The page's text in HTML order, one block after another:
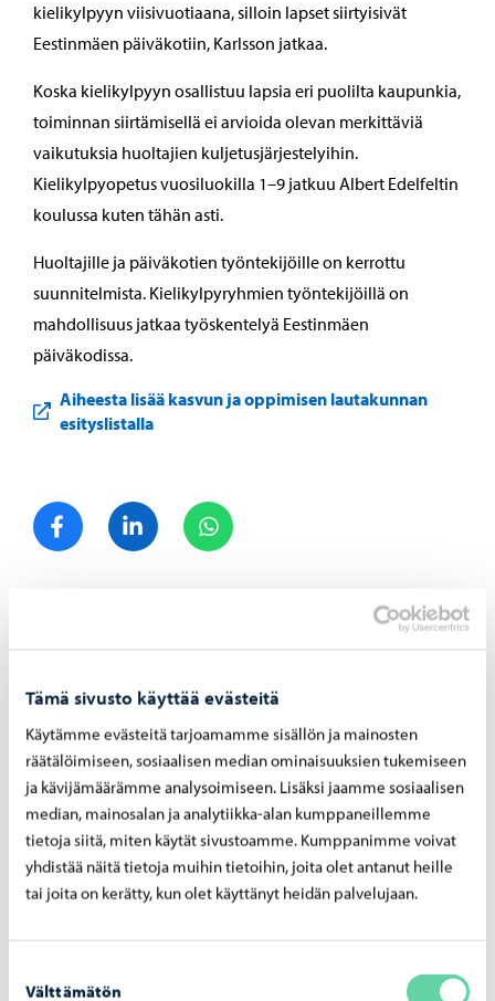
Tämä sivusto käyttää evästeitä
Käytämme evästeitä tarjoamamme sisällön ja mainosten
räätälöimiseen, sosiaalisen median ominaisuuksien tukemiseen
ja kävijämäärämme analysoimiseen. Lisäksi jaamme sosiaalisen
median, mainosalan ja analytiikka-alan kumppaneillemme
tietoja siitä, miten käytät sivustoamme. Kumppanimme voivat
yhdistää näitä tietoja muihin tietoihin, joita olet antanut heille
tai joita on kerätty, kun olet käyttänyt heidän palvelujaan.
valinta
Välttämätön
kielikylpyyn viisivuotiaana, silloin lapset siirtyisivät
Eestinmäen päiväkotiin, Karlsson jatkaa.
Koska kielikylpyyn osallistuu lapsia eri puolilta kaupunkia,
toiminnan siirtämisellä ei arvioida olevan merkittäviä
vaikutuksia huoltajien kuljetusjärjestelyihin.
Kielikylpyopetus vuosiluokilla 1–9 jatkuu Albert Edelfeltin
koulussa kuten tähän asti.
Huoltajille ja päiväkotien työntekijöille on kerrottu
suunnitelmista. Kielikylpyryhmien työntekijöillä on
mahdollisuus jatkaa työskentelyä Eestinmäen
päiväkodissa.
Aiheesta lisää kasvun ja oppimisen lautakunnan
esityslistalla
Jaa FacebookJaa LinkedIn
Aiheeseen liittyvät uutiset
Varhaiskasvatus-08.04.2026
Il­moi­ta lap­se­si hoi­toa­jat ke­säk­si ajois­sa, pe­
ru­mat­ta jä­te­tyis­tä ajois­ta ale­taan periä
maksu